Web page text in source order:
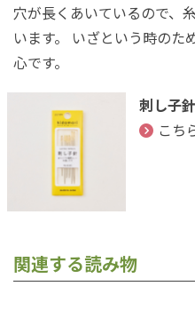
穴が長くあいているので、
います。 いざという時の
心です。
刺し子針
こち
関連する読み物